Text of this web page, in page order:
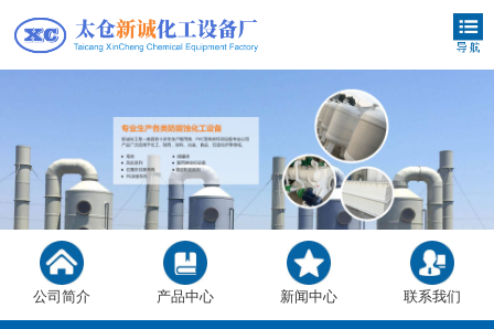
公司简介 产品中心 新闻中心 联系我们